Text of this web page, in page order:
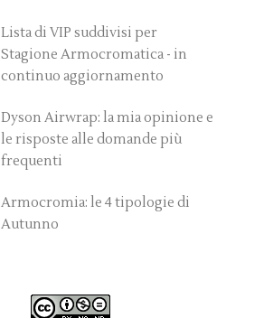
Lista di VIP suddivisi per
Stagione Armocromatica - in
continuo aggiornamento
Dyson Airwrap: la mia opinione e
le risposte alle domande più
frequenti
Armocromia: le 4 tipologie di
Autunno